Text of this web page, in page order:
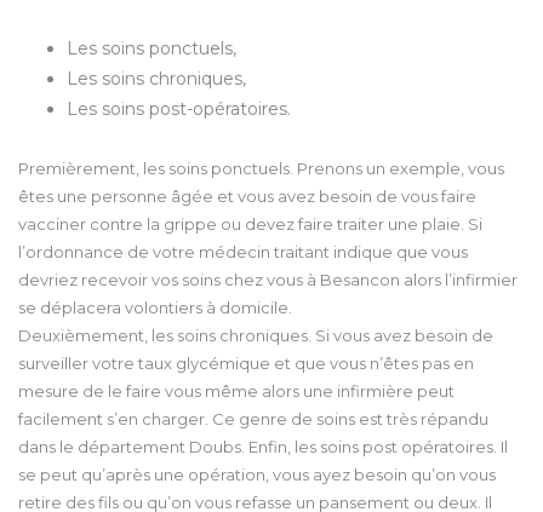
Les soins ponctuels,
Les soins chroniques,
Les soins post-opératoires.
Premièrement, les soins ponctuels. Prenons un exemple, vous
êtes une personne âgée et vous avez besoin de vous faire
vacciner contre la grippe ou devez faire traiter une plaie. Si
l’ordonnance de votre médecin traitant indique que vous
devriez recevoir vos soins chez vous à Besancon alors l’infirmier
se déplacera volontiers à domicile.
Deuxièmement, les soins chroniques. Si vous avez besoin de
surveiller votre taux glycémique et que vous n’êtes pas en
mesure de le faire vous même alors une infirmière peut
facilement s’en charger. Ce genre de soins est très répandu
dans le département Doubs. Enfin, les soins post opératoires. Il
se peut qu’après une opération, vous ayez besoin qu’on vous
retire des fils ou qu’on vous refasse un pansement ou deux. Il